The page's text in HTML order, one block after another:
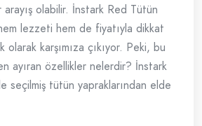
olabilir. İnstark Red Tütün
lezzeti hem de fiyatıyla dikkat
karşımıza çıkıyor. Peki, bu
ayıran özellikler nelerdir? İnstark
seçilmiş tütün yapraklarından elde